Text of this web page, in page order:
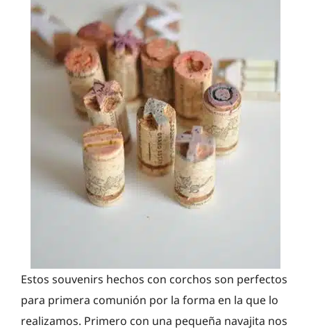
Estos souvenirs hechos con corchos son perfectos
para primera comunión por la forma en la que lo
realizamos. Primero con una pequeña navajita nos